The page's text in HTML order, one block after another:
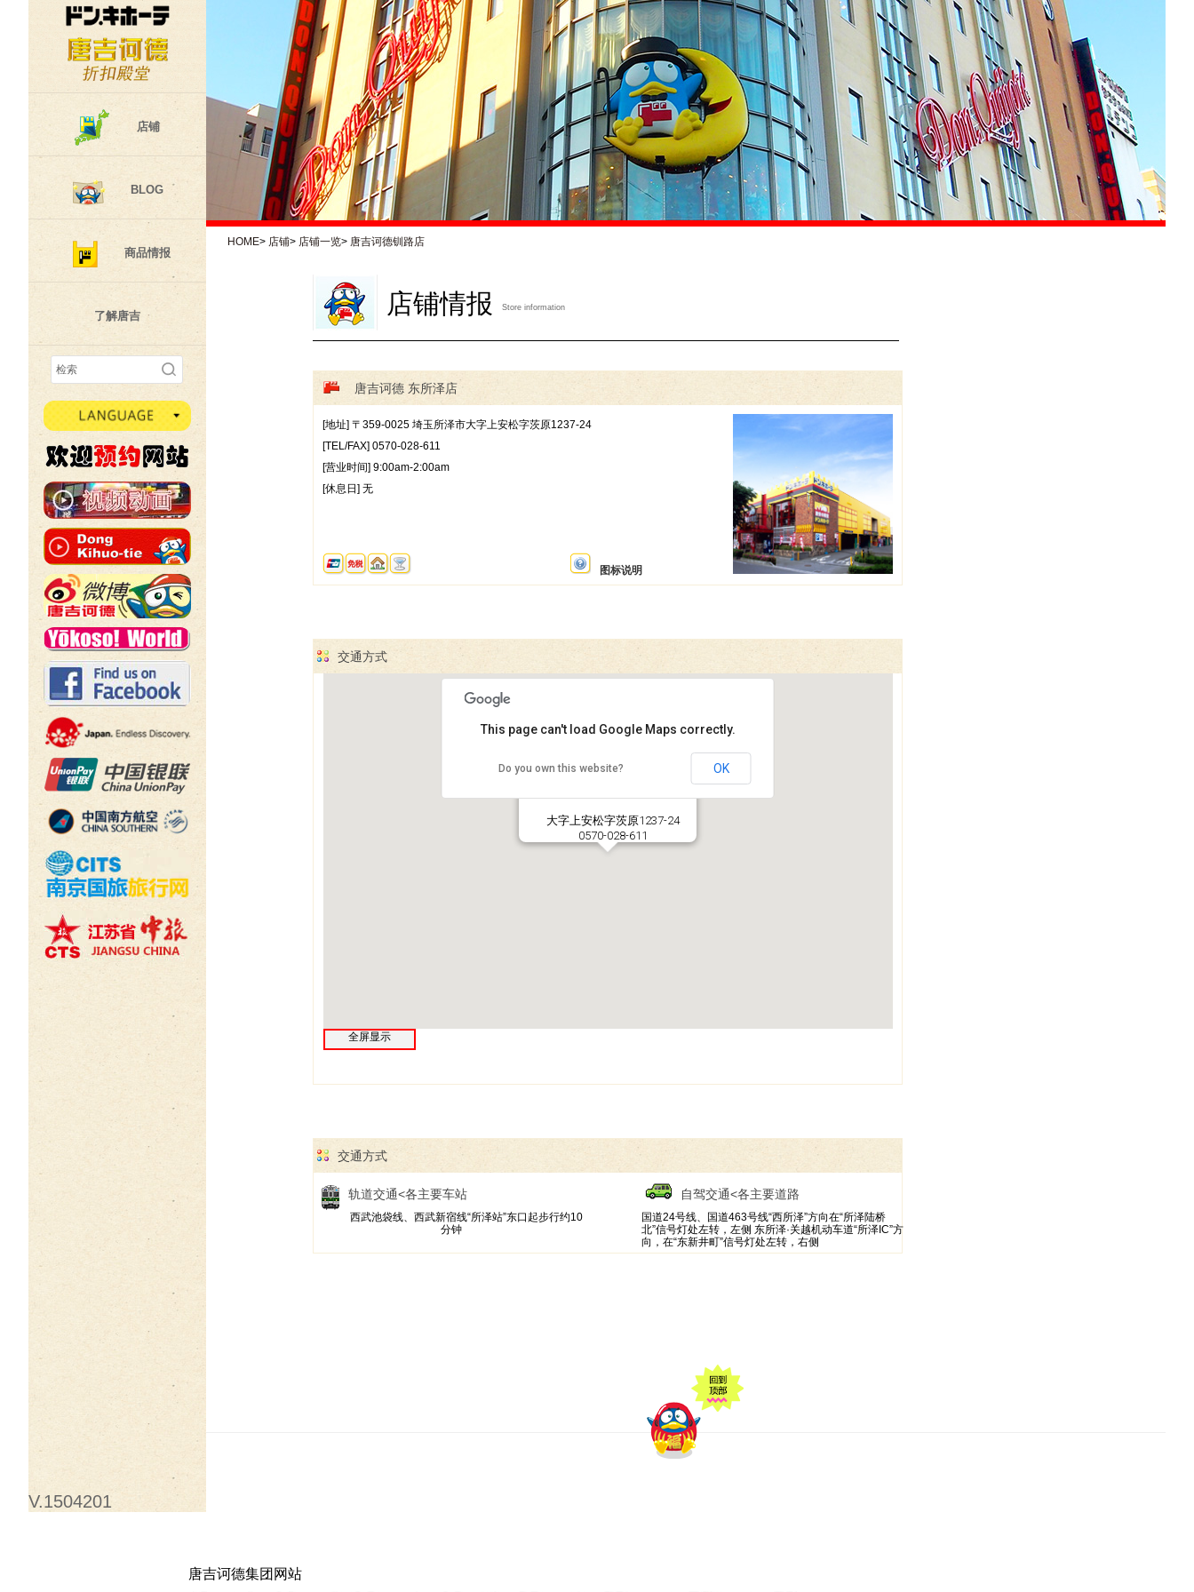
店铺
BLOG
商品情报
了解唐吉
V.1504201
HOME> 店铺> 店铺一览> 唐吉诃德钏路店
店铺情报 Store information
唐吉诃德 东所泽店
[地址] 〒359-0025 埼玉所泽市大字上安松字茨原1237-24
[TEL/FAX] 0570-028-611
[营业时间] 9:00am-2:00am
[休息日] 无
图标说明
交通方式
唐吉诃德 东所泽店
大字上安松字茨原1237-24
0570-028-611
This page can't load Google Maps correctly.
Do you own this website? OK
全屏显示
交通方式
轨道交通<各主要车站
西武池袋线、西武新宿线“所泽站”东口起步行约10
分钟
自驾交通<各主要道路
国道24号线、国道463号线“西所泽”方向在“所泽陆桥
北”信号灯处左转，左侧 东所泽·关越机动车道“所泽IC”方
向，在“东新井町”信号灯处左转，右侧
唐吉诃德集团网站